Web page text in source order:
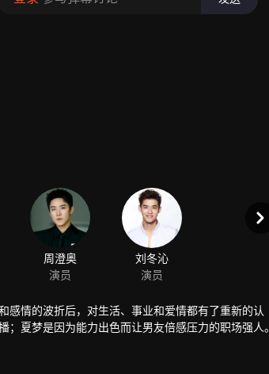
周澄奥
演员
刘冬沁
演员
感情的波折后，对生活、事业和爱情都有了重新的认
夏梦是因为能力出色而让男友倍感压力的职场强人。